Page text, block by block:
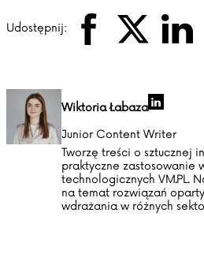
Udostępnij:
Wiktoria Łabaza
Junior Content Writer
Tworzę treści o sztucznej
praktyczne zastosowanie
technologicznych VM.PL.
na temat rozwiązań
wdrażania w różnych